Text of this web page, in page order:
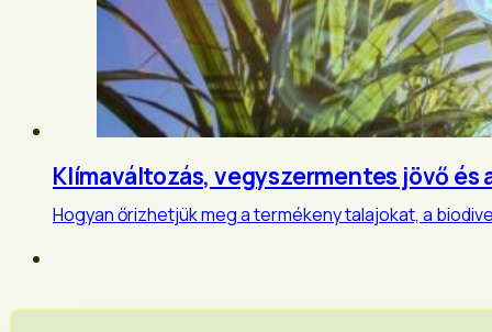
Klímaváltozás, vegyszermentes jövő
Hogyan őrizhetjük meg a termékeny talajokat, a